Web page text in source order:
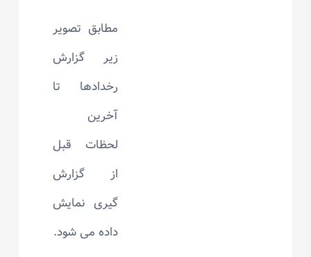
مطابق تصویر
زیر گزارش
رخدادها تا
آخرین
لحظات قبل
از گزارش
گیری نمایش
داده می شود.